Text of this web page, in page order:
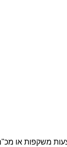
משקפות או